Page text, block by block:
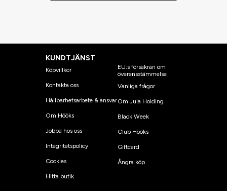
KUNDTJÄNST
Köpvillkor
Kontakta oss
Hållbarhetsarbete & ansvar
Om Hööks
Jobba hos oss
Integritetspolicy
Cookies
Hitta butik
EU:s försäkran om
överensstämmelse
Vanliga frågor
Om Jula Holding
Black Week
Club Hööks
Giftcard
Ångra köp